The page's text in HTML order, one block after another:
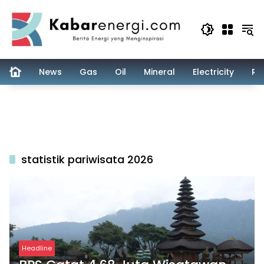
content
News Gas Oil Mineral Electricity
statistik pariwisata 2026
Headline